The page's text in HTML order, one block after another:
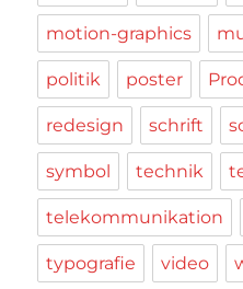
motion-graphics
politik poster
redesign schrift
symbol technik
telekommunikation
typografie video